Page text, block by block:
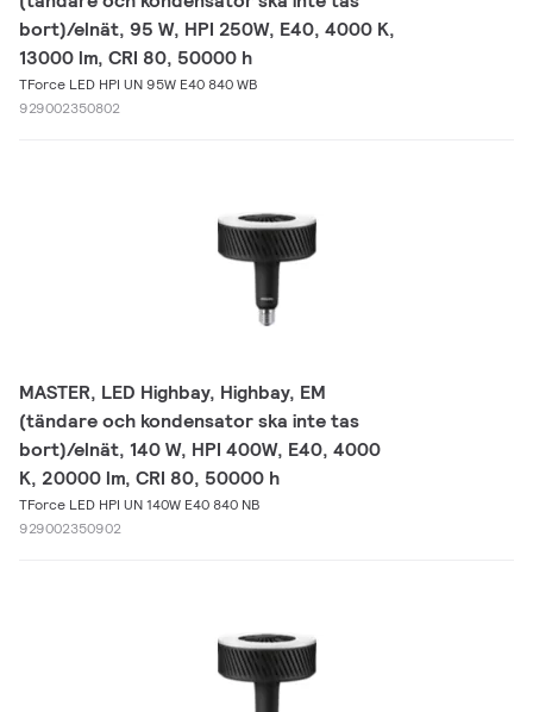
bort)/elnät, 95 W, HPI 250W, E40, 4000 K,
13000 lm, CRI 80, 50000 h
TForce LED HPI UN 95W E40 840 WB
929002350802
MASTER, LED Highbay, Highbay, EM
(tändare och kondensator ska inte tas
bort)/elnät, 140 W, HPI 400W, E40, 4000
K, 20000 lm, CRI 80, 50000 h
TForce LED HPI UN 140W E40 840 NB
929002350902